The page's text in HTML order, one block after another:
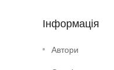
Інформація
Автори